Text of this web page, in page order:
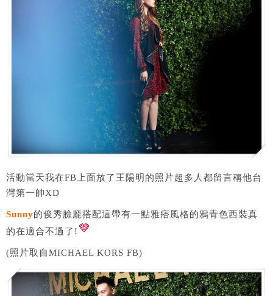
活動當天我在FB上面放了王陽明的照片超多人都留言稱他台
灣第一帥XD
Sunny的俊秀臉龐搭配這帶有一點雅痞風格的鴉青色西裝真
的在適合不過了!
(照片取自MICHAEL KORS FB)